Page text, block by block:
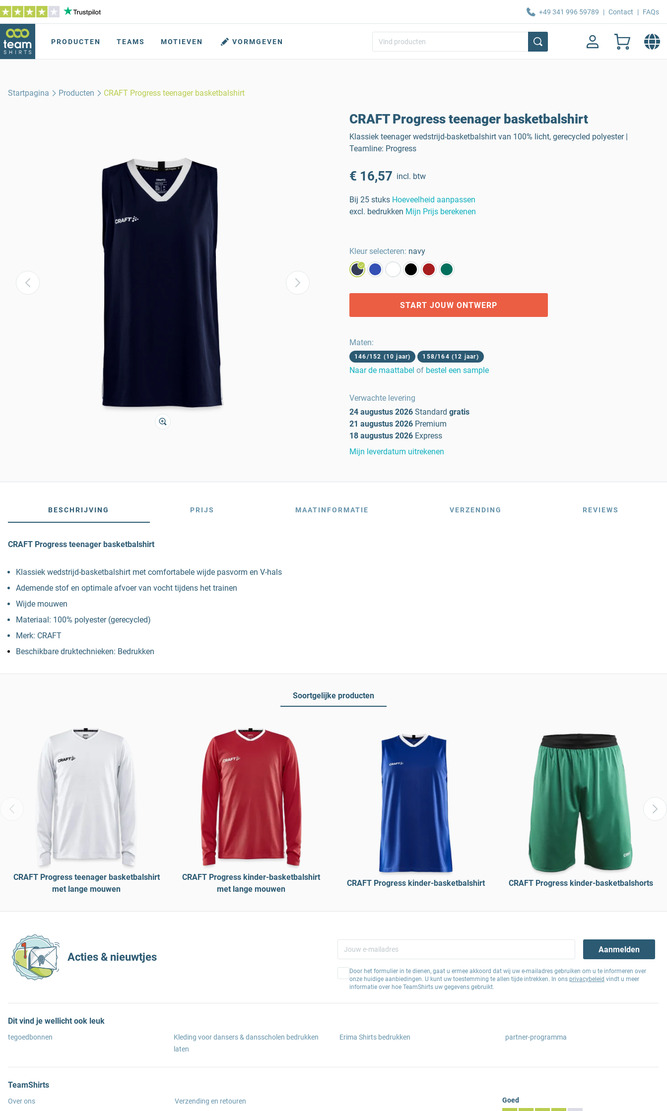
+49 341 996 59789 | Contact | FAQs
PRODUCTEN TEAMS MOTIEVEN VORMGEVEN
Startpagina Producten CRAFT Progress teenager basketbalshirt
CRAFT Progress teenager basketbalshirt
Klassiek teenager wedstrijd-basketbalshirt van 100% licht, gerecycled polyester |
Teamline: Progress
€ 16,57 incl. btw
Bij 25 stuks Hoeveelheid aanpassen
excl. bedrukken Mijn Prijs berekenen
Kleur selecteren: navy
START JOUW ONTWERP
Maten:
146/152 (10 jaar) 158/164 (12 jaar)
Naar de maattabel of bestel een sample
Verwachte levering
24 augustus 2026 Standard gratis
21 augustus 2026 Premium
18 augustus 2026 Express
Mijn leverdatum uitrekenen
BESCHRIJVING PRIJS MAATINFORMATIE VERZENDING REVIEWS
CRAFT Progress teenager basketbalshirt
Klassiek wedstrijd-basketbalshirt met comfortabele wijde pasvorm en V-hals
Ademende stof en optimale afvoer van vocht tijdens het trainen
Wijde mouwen
Materiaal: 100% polyester (gerecycled)
Merk: CRAFT
Beschikbare druktechnieken: Bedrukken
Soortgelijke producten
CRAFT Progress teenager basketbalshirt
met lange mouwen
CRAFT Progress kinder-basketbalshirt
met lange mouwen
CRAFT Progress kinder-basketbalshirt CRAFT Progress kinder-basketbalshorts
Acties & nieuwtjes
Aanmelden
Door het formulier in te dienen, gaat u ermee akkoord dat wij uw e-mailadres gebruiken om u te informeren over
onze huidige aanbiedingen. U kunt uw toestemming te allen tijde intrekken. In ons privacybeleid vindt u meer
informatie over hoe TeamShirts uw gegevens gebruikt.
Dit vind je wellicht ook leuk
tegoedbonnen
Kleding voor dansers & dansscholen bedrukken
laten
Erima Shirts bedrukken partner-programma
TeamShirts
Over ons Verzending en retouren Goed